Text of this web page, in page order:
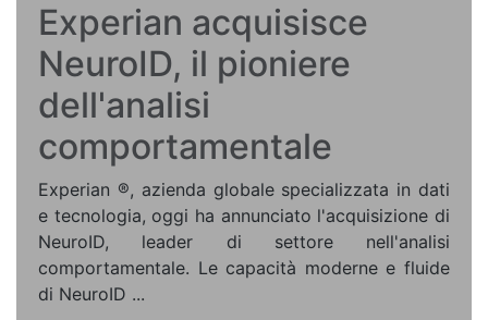
Experian acquisisce
NeuroID, il pioniere
dell'analisi
comportamentale
Experian ®, azienda globale specializzata in dati
e tecnologia, oggi ha annunciato l'acquisizione di
NeuroID, leader di settore nell'analisi
comportamentale. Le capacità moderne e fluide
di NeuroID ...